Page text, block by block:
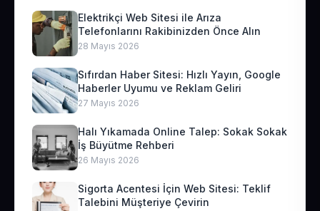
Elektrikçi Web Sitesi ile Arıza
Telefonlarını Rakibinizden Önce Alın
28 Mayıs 2026
Sıfırdan Haber Sitesi: Hızlı Yayın, Google
Haberler Uyumu ve Reklam Geliri
27 Mayıs 2026
Halı Yıkamada Online Talep: Sokak Sokak
İş Büyütme Rehberi
26 Mayıs 2026
Sigorta Acentesi İçin Web Sitesi: Teklif
Talebini Müşteriye Çevirin